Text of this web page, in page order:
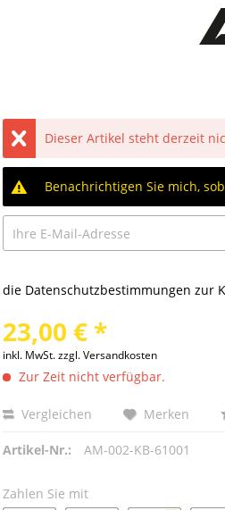
Dieser Artikel steht derzeit
Benachrichtigen Sie mich,
die Datenschutzbestimmungen zur
23,00 € *
inkl. MwSt.zzgl. Versandkosten
Zur Zeit nicht verfügbar.
Vergleichen Merken
Artikel-Nr.: AM-002-KB-61001
Zahlen Sie mit